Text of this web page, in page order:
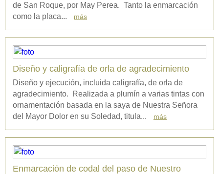
de San Roque, por May Perea. Tanto la enmarcación
como la placa...
más
Diseño y caligrafía de orla de agradecimiento
Diseño y ejecución, incluida caligrafía, de orla de
agradecimiento. Realizada a plumín a varias tintas con
ornamentación basada en la saya de Nuestra Señora
del Mayor Dolor en su Soledad, titula...
más
Enmarcación de codal del paso de Nuestro